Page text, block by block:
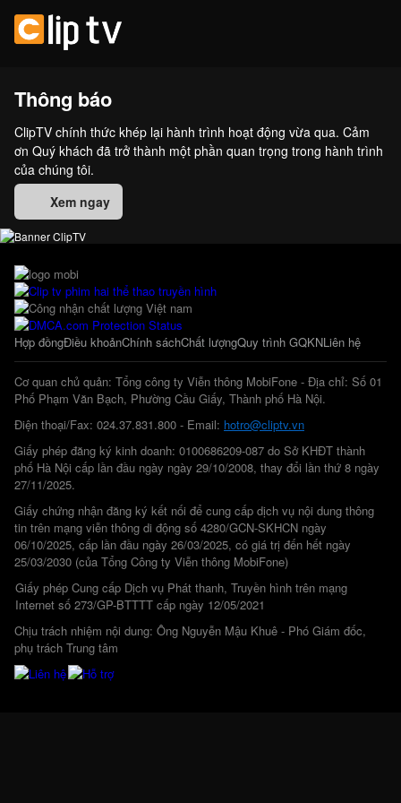
Thông báo
ClipTV chính thức khép lại hành trình hoạt động vừa qua. Cảm
ơn Quý khách đã trở thành một phần quan trọng trong hành trình
của chúng tôi.
Xem ngay
Hợp đồngĐiều khoảnChính sáchChất lượngQuy trình GQKNLiên hệ
Cơ quan chủ quản: Tổng công ty Viễn thông MobiFone - Địa chỉ: Số 01
Phố Phạm Văn Bạch, Phường Cầu Giấy, Thành phố Hà Nội.
Điện thoại/Fax: 024.37.831.800 - Email: hotro@cliptv.vn
Giấy phép đăng ký kinh doanh: 0100686209-087 do Sở KHĐT thành
phố Hà Nội cấp lần đầu ngày ngày 29/10/2008, thay đổi lần thứ 8 ngày
27/11/2025.
Giấy chứng nhận đăng ký kết nối để cung cấp dịch vụ nội dung thông
tin trên mạng viễn thông di động số 4280/GCN-SKHCN ngày
06/10/2025, cấp lần đầu ngày 26/03/2025, có giá trị đến hết ngày
25/03/2030 (của Tổng Công ty Viễn thông MobiFone)
Giấy phép Cung cấp Dịch vụ Phát thanh, Truyền hình trên mạng
Internet số 273/GP-BTTTT cấp ngày 12/05/2021
Chịu trách nhiệm nội dung: Ông Nguyễn Mậu Khuê - Phó Giám đốc,
phụ trách Trung tâm